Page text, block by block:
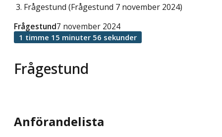
Frågestund (Frågestund 7 november 2024)
Frågestund
Frågestund7 november 2024
1 timme 15 minuter 56 sekunder
Anförandelista